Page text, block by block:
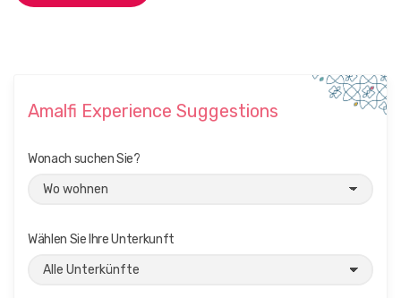
Amalfi Experience Suggestions
Wonach suchen Sie?
Wählen Sie Ihre Unterkunft